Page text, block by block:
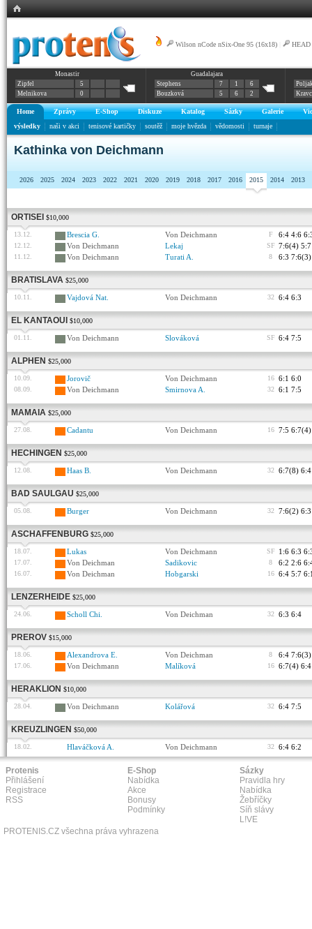
Wilson nCode nSix-One 95 (16x18) HEAD
Monastir
Zipfel
5
Melnikova
0
Guadalajara
Stephens
7 1
6
Bouzková
5 6 2
Home Zprávy E-Shop Diskuze Katalog Sázky Galerie
výsledky
naši v akci tenisové kartičky soutěž moje hvězda vědomosti turnaje
Kathinka von Deichmann
2026 2025 2024 2023 2022 2021 2020 2019 2018 2017 2016 2015 2014 2013
ORTISEI $10,000
13.12. Brescia G. Von Deichmann F 6:4 4:6
12.12. Von Deichmann Lekaj SF 7:6(4)
11.12. Von Deichmann Turati A. 8 6:3 7:6(3)
BRATISLAVA $25,000
10.11. Vajdová Nat. Von Deichmann 32 6:4 6:3
EL KANTAOUI $10,000
01.11. Von Deichmann Slováková SF 6:4 7:5
ALPHEN $25,000
10.09. Jorovič Von Deichmann 16 6:1 6:0
08.09. Von Deichmann Smirnova A. 32 6:1 7:5
MAMAIA $25,000
27.08. Cadantu Von Deichmann 16 7:5
HECHINGEN $25,000
12.08. Haas B. Von Deichmann 32 6:7(8)
BAD SAULGAU $25,000
05.08. Burger Von Deichmann 32 7:6(2) 6:3
ASCHAFFENBURG $25,000
18.07. Lukas Von Deichmann SF 1:6 6:3
17.07. Von Deichman Sadikovic 8 6:2 2:6
16.07. Von Deichman Hobgarski 16 6:4 5:7
LENZERHEIDE $25,000
24.06. Scholl Chi. Von Deichman 32 6:3 6:4
PREROV $15,000
18.06. Alexandrova E. Von Deichman 8 6:4 7:6(3)
17.06. Von Deichmann Malíková 16 6:7(4)
HERAKLION $10,000
28.04. Von Deichmann Kolářová 32 6:4 7:5
KREUZLINGEN $50,000
18.02. Hlaváčková A. Von Deichmann 32 6:4 6:2
Protenis
Přihlášení
Registrace
RSS
E-Shop
Nabídka
Akce
Bonusy
Podmínky
Sázky
Pravidla hry
Nabídka
Žebříčky
Síň slávy
L!VE
PROTENIS.CZ všechna práva vyhrazena